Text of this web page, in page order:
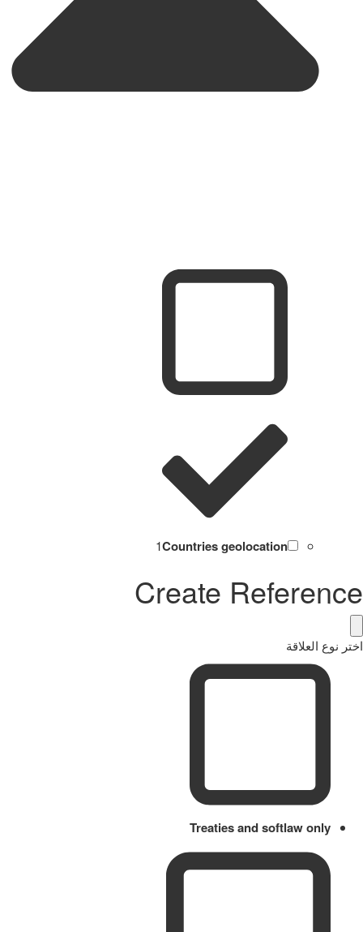
Countries geolocation
1
Create Reference
اختر نوع العلاقة
Treaties and softlaw only